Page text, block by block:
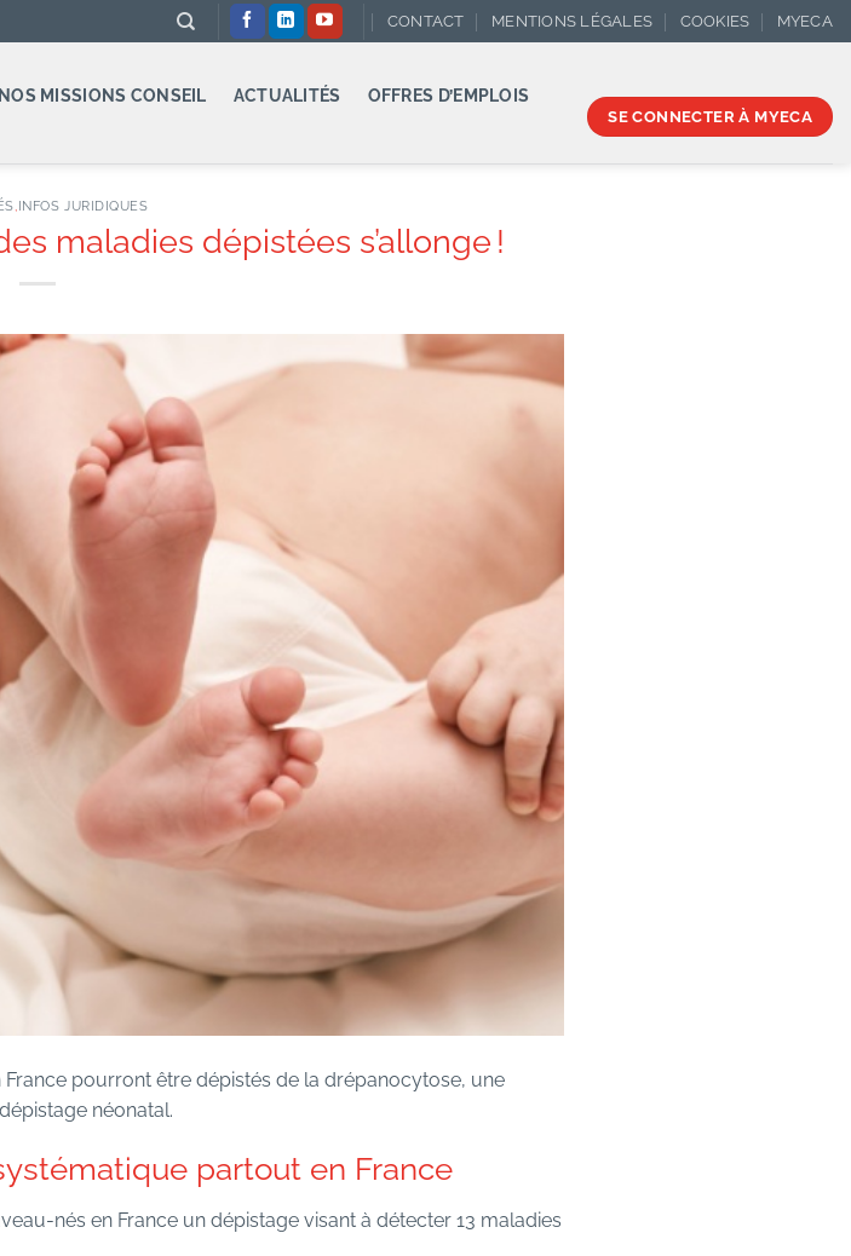
CONTACT MENTIONS LÉGALES COOKIES MYECA
NOS MISSIONS CONSEIL ACTUALITÉS OFFRES D’EMPLOIS
SE CONNECTER À MYECA
,INFOS JURIDIQUES
maladies dépistées s’allonge !
pourront être dépistés de la drépanocytose, une
néonatal.
partout en France
nés en France un dépistage visant à détecter 13 maladies